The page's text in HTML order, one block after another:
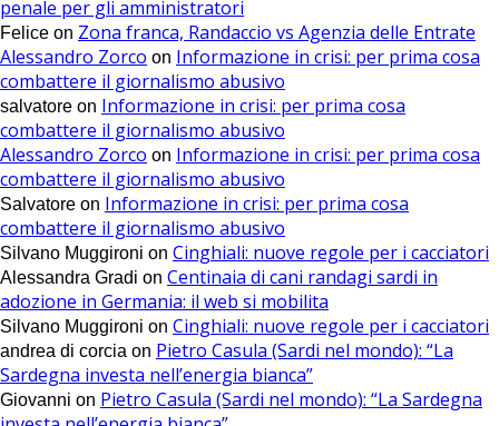
penale per gli amministratori
Felice on Zona franca, Randaccio vs Agenzia delle Entrate
Alessandro Zorco on Informazione in crisi: per prima cosa
combattere il giornalismo abusivo
salvatore on Informazione in crisi: per prima cosa
combattere il giornalismo abusivo
Alessandro Zorco on Informazione in crisi: per prima cosa
combattere il giornalismo abusivo
Salvatore on Informazione in crisi: per prima cosa
combattere il giornalismo abusivo
Silvano Muggironi on Cinghiali: nuove regole per i cacciatori
Alessandra Gradi on Centinaia di cani randagi sardi in
adozione in Germania: il web si mobilita
Silvano Muggironi on Cinghiali: nuove regole per i cacciatori
andrea di corcia on Pietro Casula (Sardi nel mondo): “La
Sardegna investa nell’energia bianca”
Giovanni on Pietro Casula (Sardi nel mondo): “La Sardegna